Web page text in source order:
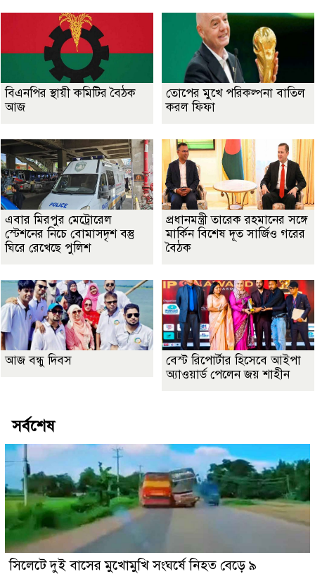
বিএনপির স্থায়ী কমিটির বৈঠক
আজ
তোপের মুখে পরিকল্পনা বাতিল
করল ফিফা
এবার মিরপুর মেট্রোরেল
স্টেশনের নিচে বোমাসদৃশ বস্তু
ঘিরে রেখেছে পুলিশ
প্রধানমন্ত্রী তারেক রহমানের সঙ্গে
মার্কিন বিশেষ দূত সার্জিও গরের
বৈঠক
আজ বন্ধু দিবস
বেস্ট রিপোর্টার হিসেবে আইপা
অ্যাওয়ার্ড পেলেন জয় শাহীন
সর্বশেষ
সিলেটে দুই বাসের মুখোমুখি সংঘর্ষে নিহত বেড়ে ৯